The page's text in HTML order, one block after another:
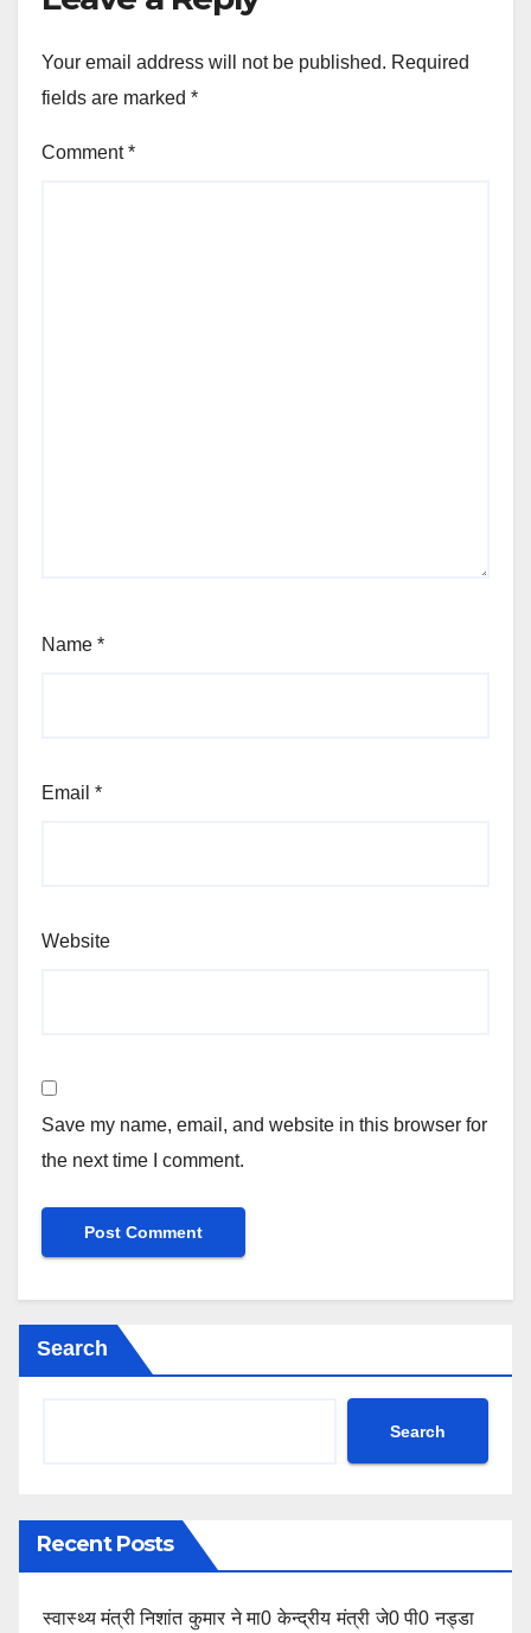
Your email address will not be published. Required
fields are marked *
Comment*
Name *
Email *
Website
Save my name, email, and website in this browser for
the next time I comment.
Search
Search
Recent Posts
स्वास्थ्य मंत्री निशांत कुमार ने मा0 केन्द्रीय मंत्री जे0 पी0 नड्डा